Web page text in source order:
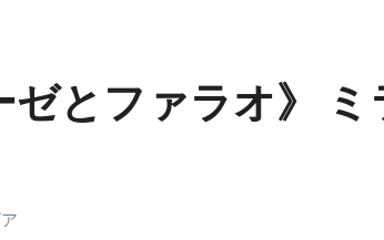
リのランチ営業
ィスク）
とファラオ》 ミ